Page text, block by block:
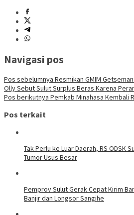
Navigasi pos
Pos sebelumnya Resmikan GMIM
Olly Sebut Sulut Surplus Beras Karena
Pos berikutnya Pemkab Minahasa Kembali
Pos terkait
Tak Perlu ke Luar Daerah, RS ODSK
Tumor Usus Besar
Pemprov Sulut Gerak Cepat Kirim
Banjir dan Longsor Sangihe